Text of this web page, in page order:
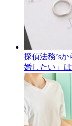
探偵法務’s
婚したい」